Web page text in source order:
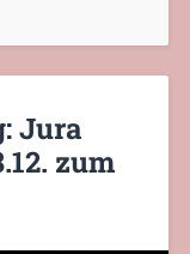
Jura
zum